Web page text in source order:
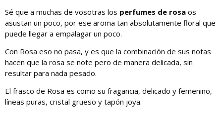
Sé que a muchas de vosotras los perfumes de rosa os
asustan un poco, por ese aroma tan absolutamente floral que
puede llegar a empalagar un poco.
Con Rosa eso no pasa, y es que la combinación de sus notas
hacen que la rosa se note pero de manera delicada, sin
resultar para nada pesado.
El frasco de Rosa es como su fragancia, delicado y femenino,
líneas puras, cristal grueso y tapón joya.